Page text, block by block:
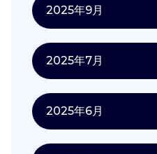
2025年9月
2025年7月
2025年6月